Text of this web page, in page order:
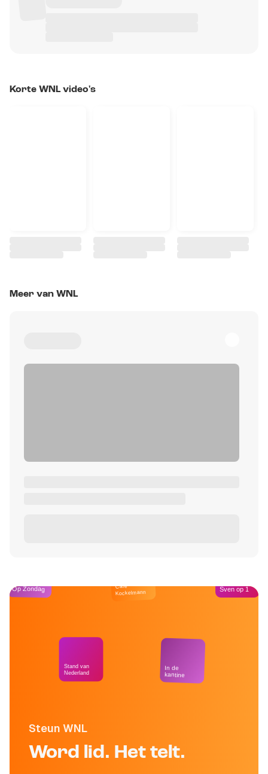
Korte WNL video's
Meer van WNL
Steun WNL
Word lid. Het telt.
Op Zondag
Stand van
Nederland
Café
Kockelmann
In de
kantine
Sven op 1